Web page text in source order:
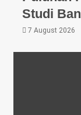
Studi
7 August 2026